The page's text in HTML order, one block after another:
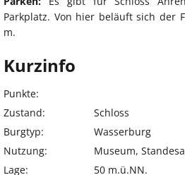
Parkplatz. Von hier beläuft sich der
m.
Kurzinfo
Punkte:
Zustand:
Schloss
Burgtyp:
Wasserburg
Nutzung:
Museum,
Lage:
50 m.ü.NN.